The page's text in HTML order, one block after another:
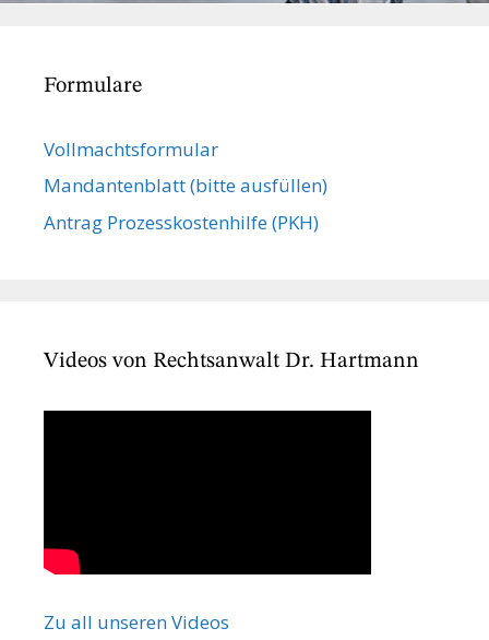
Formulare
Vollmachts­formular
Mandanten­blatt (bitte ausfüllen)
Antrag Prozesskostenhilfe (PKH)
Videos von Rechtsanwalt Dr. Hartmann
Zu all unseren Videos